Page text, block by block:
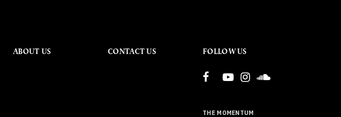
ABOUT US CONTACT US FOLLOW US
THE MOMENTUM